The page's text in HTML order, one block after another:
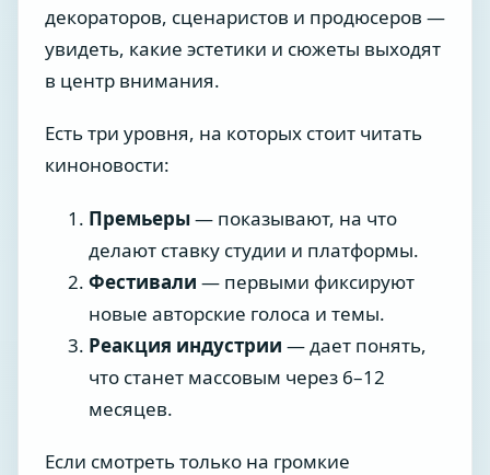
декораторов, сценаристов и продюсеров —
увидеть, какие эстетики и сюжеты выходят
в центр внимания.
Есть три уровня, на которых стоит читать
киноновости:
Премьеры— показывают, на что
делают ставку студии и платформы.
Фестивали — первыми фиксируют
новые авторские голоса и темы.
Реакция индустрии — дает понять,
что станет массовым через 6–12
месяцев.
Если смотреть только на громкие